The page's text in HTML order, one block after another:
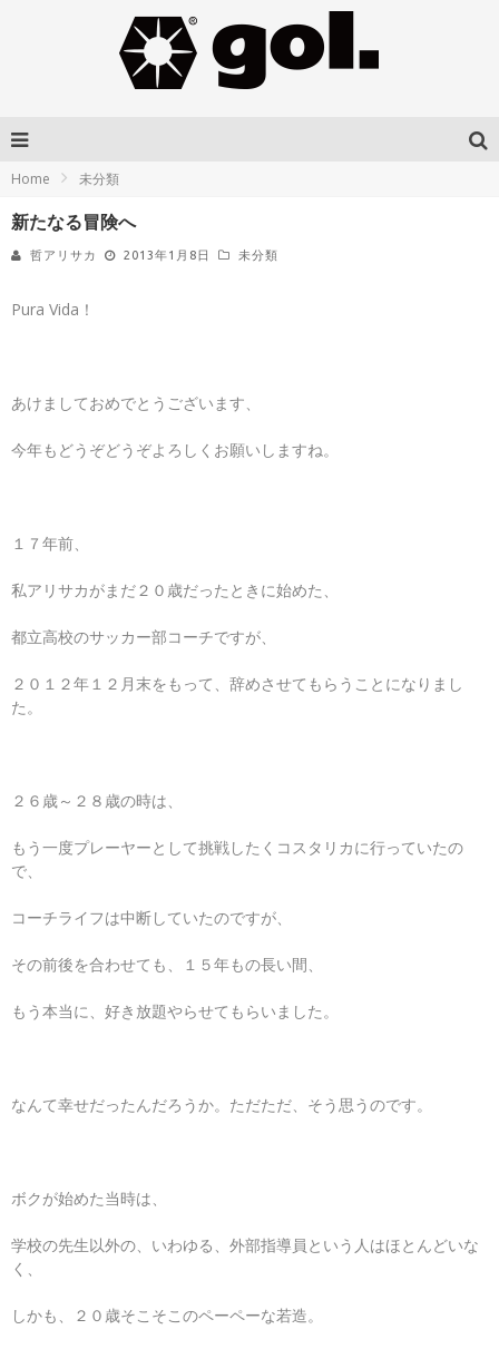
Home 未分類
新たなる冒険へ
哲アリサカ 2013年1月8日 未分類
Pura Vida！
あけましておめでとうございます、
今年もどうぞどうぞよろしくお願いしますね。
１７年前、
私アリサカがまだ２０歳だったときに始めた、
都立高校のサッカー部コーチですが、
２０１２年１２月末をもって、辞めさせてもらうことになりまし
た。
２６歳～２８歳の時は、
もう一度プレーヤーとして挑戦したくコスタリカに行っていたの
で、
コーチライフは中断していたのですが、
その前後を合わせても、１５年もの長い間、
もう本当に、好き放題やらせてもらいました。
なんて幸せだったんだろうか。ただただ、そう思うのです。
ボクが始めた当時は、
学校の先生以外の、いわゆる、外部指導員という人はほとんどいな
く、
しかも、２０歳そこそこのペーペーな若造。